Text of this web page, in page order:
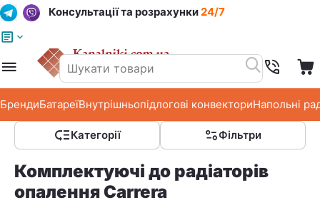
Консультації та розрахунки24/7
БрендиБатареїВнутрішньопідлогові конвекториНапольні
Категорії Фільтри
Комплектуючі до радіаторів
опалення Carrera